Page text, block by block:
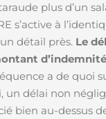
plus d’un
s’active à
détail près. Le
a de quoi
un délai non
bien au-dessus